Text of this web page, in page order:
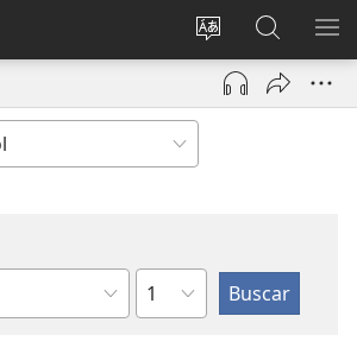
Cambiar
idioma
del sitio
Iniciar
sesión
(abre
nueva
en
jw.org
Capítulo